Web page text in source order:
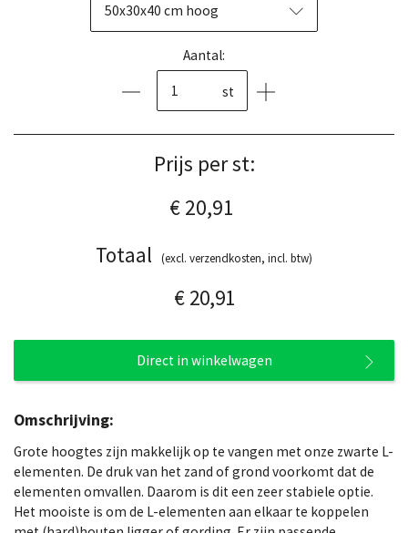
50x30x40 cm hoog
Aantal:
st
Prijs per st:
€ 20,91
Totaal
(excl. verzendkosten, incl. btw)
€ 20,91
Direct in winkelwagen
Omschrijving:
Grote hoogtes zijn makkelijk op te vangen met onze zwarte L-
elementen. De druk van het zand of grond voorkomt dat de
elementen omvallen. Daarom is dit een zeer stabiele optie.
Het mooiste is om de L-elementen aan elkaar te koppelen